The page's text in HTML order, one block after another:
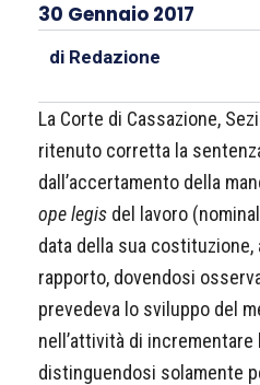
30 Gennaio 2017
di Redazione
La Corte di Cassazione,
ritenuto corretta la
dall’accertamento della
ope legis del lavoro
data della sua
rapporto, dovendosi
prevedeva lo sviluppo del
nell’attività di
distinguendosi solamente